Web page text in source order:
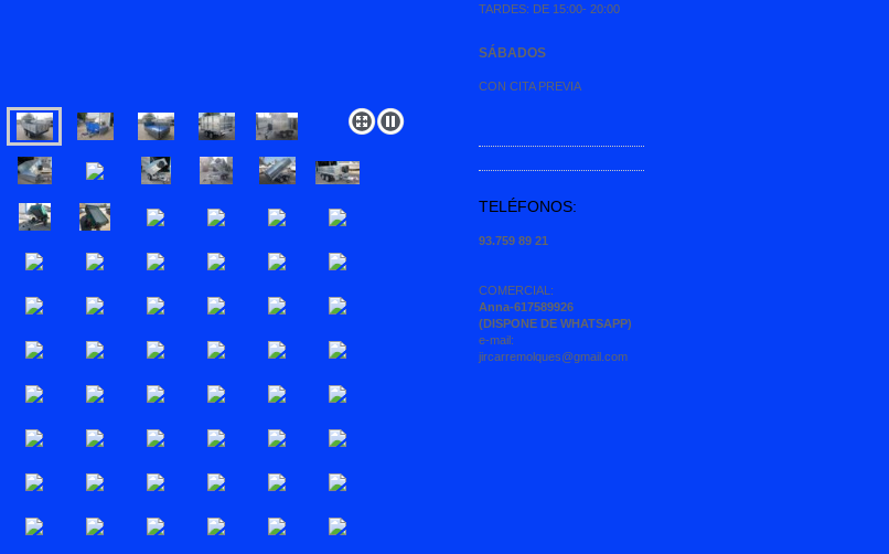
TARDES: DE 15:00- 20:00
SÁBADOS
CON CITA PREVIA
TELÉFONOS:
93.759 89 21
COMERCIAL:
Anna-617589926
(DISPONE DE WHATSAPP)
e-mail:
jircarremolques@gmail.com